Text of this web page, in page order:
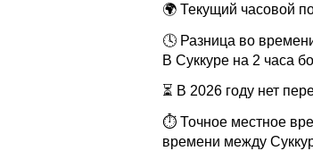
🌍 Текущий часовой
🕓 Разница во
В Суккуре на 2 часа
⏳ В 2026 году нет
⏱ Точное местное
времени между